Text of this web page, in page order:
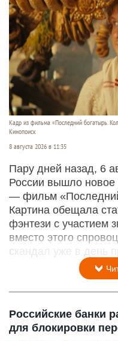
Кадр из фильма «Последний богатырь.
Кинопоиск
8 августа 2026 в 11:35
Пару дней назад, 6
России вышло новое
— фильм
Картина обещала
фэнтези с участием
вместо этого
скандал уже в день
Российские банки
для блокировки